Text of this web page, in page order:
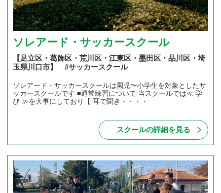
ソレアード・サッカースクール
【足立区・葛飾区・荒川区・江東区・墨田区・品川区・埼
玉県川口市】 #サッカースクール
ソレアード・サッカースクールは園児〜小学生を対象としたサ
ッカースクールです ■通常練習について 当スクールでは≪ 学
び ≫を大事にしており【 耳で聞き・・・・
スクールの詳細を見る